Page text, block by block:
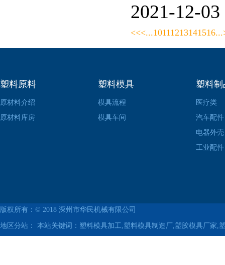
2021-12-
<<<...10111213141516...
塑料原料
原材料介绍
原材料库房
塑料模具
模具流程
模具车间
塑料制
医疗类
汽车配件
电器外壳
工业配件
版权所有：© 2018 深州市华民机械有限公司
地区分站： 本站关键词：塑料模具加工,塑料模具制造厂,塑胶模具厂家,